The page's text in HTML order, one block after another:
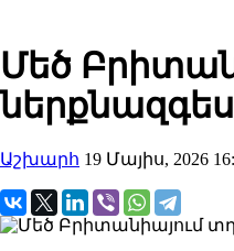
Մեծ
Աշխարհ 19 Մայիս, 2026